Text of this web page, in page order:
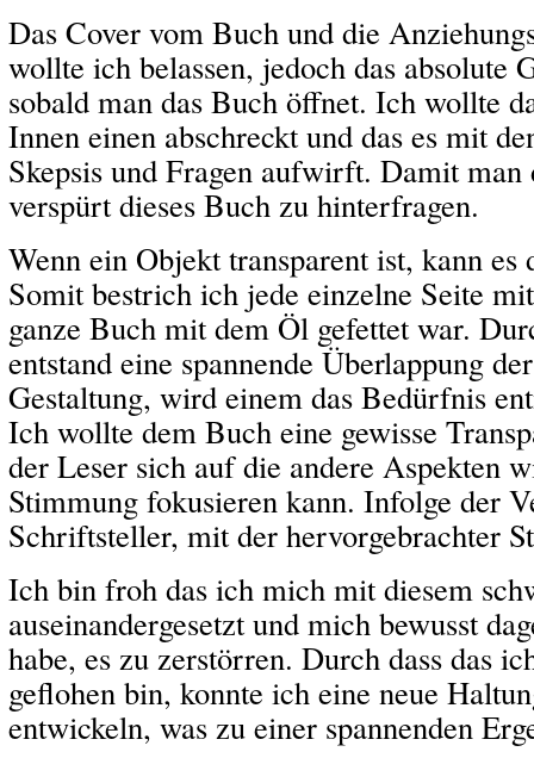
Das Cover vom Buch und die
wollte ich belassen, jedoch das absolute
sobald man das Buch öffnet. Ich wollte
Innen einen abschreckt und das es mit
Skepsis und Fragen aufwirft. Damit man
verspürt dieses Buch zu hinterfragen.
Wenn ein Objekt transparent ist, kann es
Somit bestrich ich jede einzelne Seite
ganze Buch mit dem Öl gefettet war.
entstand eine spannende Überlappung
Gestaltung, wird einem das Bedürfnis
Ich wollte dem Buch eine gewisse
der Leser sich auf die andere Aspekten
Stimmung fokusieren kann. Infolge der
Schriftsteller, mit der hervorgebrachter
Ich bin froh das ich mich mit diesem
auseinandergesetzt und mich bewusst
habe, es zu zerstörren. Durch dass das
geflohen bin, konnte ich eine neue
entwickeln, was zu einer spannenden